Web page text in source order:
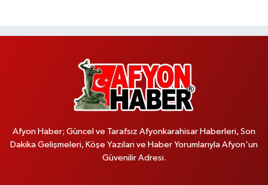
Afyon Haber; Güncel ve Tarafsız Afyonkarahisar Haberleri, Son
Dakika Gelişmeleri, Köşe Yazıları ve Haber Yorumlarıyla Afyon'un
Güvenilir Adresi.